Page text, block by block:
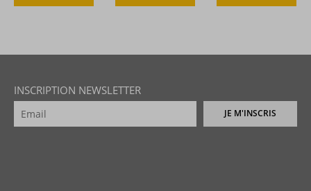
INSCRIPTION NEWSLETTER
JE M'INSCRIS